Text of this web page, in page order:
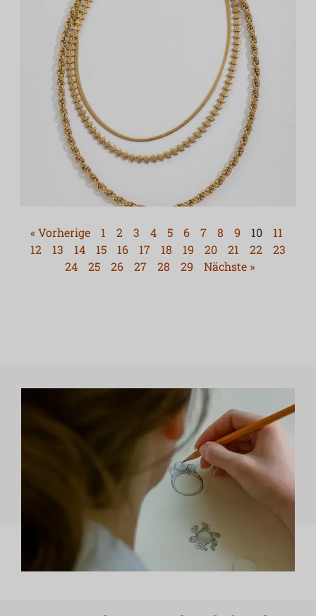
« Vorherige 1 2 3 4 5 6 7 8 9 10
11
12
13 14 15 16 17 18 19 20 21 22
23
24
25 26 27 28 29 Nächste »